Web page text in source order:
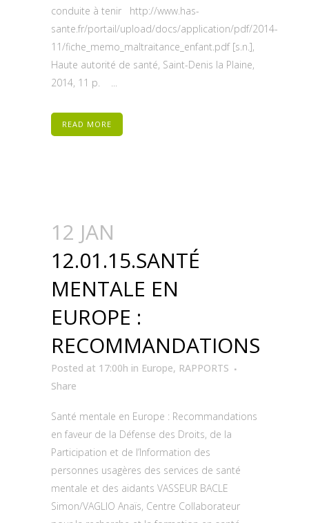
conduite à tenir http://www.has-
sante.fr/portail/upload/docs/application/pdf/2014-
11/fiche_memo_maltraitance_enfant.pdf [s.n.],
Haute autorité de santé, Saint-Denis la Plaine,
2014, 11 p. ...
READ MORE
12 JAN
12.01.15.SANTÉ
MENTALE EN
EUROPE :
RECOMMANDATIONS
Posted at 17:00h in Europe, RAPPORTS
Share
Santé mentale en Europe : Recommandations
en faveur de la Défense des Droits, de la
Participation et de l’Information des
personnes usagères des services de santé
mentale et des aidants VASSEUR BACLE
Simon/VAGLIO Anaïs, Centre Collaborateur